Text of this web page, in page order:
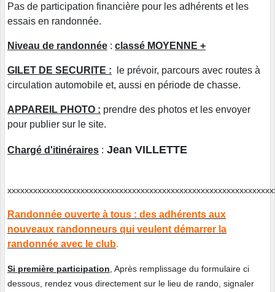
Pas de participation financière pour les adhérents et les
essais en randonnée.
Niveau de randonnée : classé MOYENNE +
GILET DE SECURITE :
le prévoir, parcours avec routes à
circulation automobile et, aussi en période de chasse.
APPAREIL PHOTO : prendre des photos et les envoyer
pour publier sur le site.
Chargé d'itinéraires : Jean VILLETTE
Randonnée ouverte à tous : des adhérents aux
nouveaux randonneurs qui veulent démarrer la
randonnée avec le club.
Si première participation , Après remplissage du formulaire ci
dessous, rendez vous directement sur le lieu de rando, signaler